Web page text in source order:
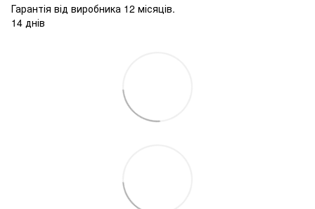
Гарантія від виробника 12 місяців.
14 днів